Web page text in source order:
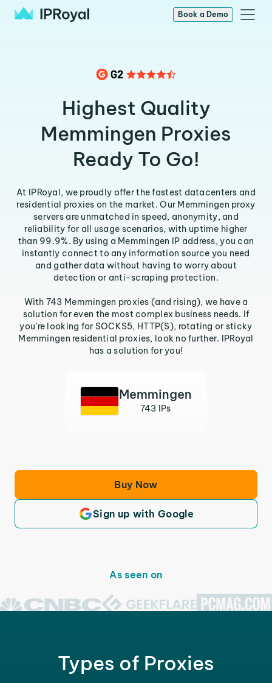
Book a Demo
Highest Quality
Memmingen Proxies
Ready To Go!
At IPRoyal, we proudly offer the fastest datacenters and
residential proxies on the market. Our Memmingen proxy
servers are unmatched in speed, anonymity, and
reliability for all usage scenarios, with uptime higher
than 99.9%. By using a Memmingen IP address, you can
instantly connect to any information source you need
and gather data without having to worry about
detection or anti-scraping protection.
With 743 Memmingen proxies (and rising), we have a
solution for even the most complex business needs. If
you’re looking for SOCKS5, HTTP(S), rotating or sticky
Memmingen residential proxies, look no further. IPRoyal
has a solution for you!
Memmingen
743 IPs
Buy Now
Sign up with Google
As seen on
Types of Proxies